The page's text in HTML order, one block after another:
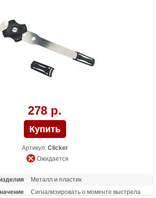
278 р.
Артикул: Clicker
Ожидается
Металл и пластик
Сигнализировать о моменте выстрела